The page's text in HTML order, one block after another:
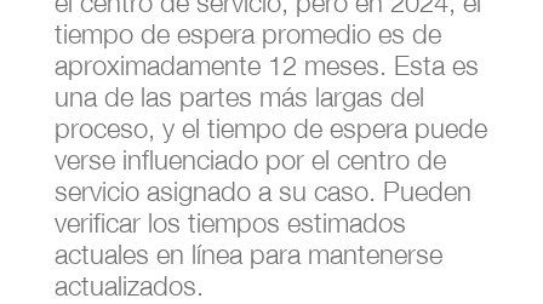
tiempo de espera promedio es de
aproximadamente 12 meses. Esta es
una de las partes más largas del
proceso, y el tiempo de espera puede
verse influenciado por el centro de
servicio asignado a su caso. Pueden
verificar los tiempos estimados
actuales en línea para mantenerse
actualizados.